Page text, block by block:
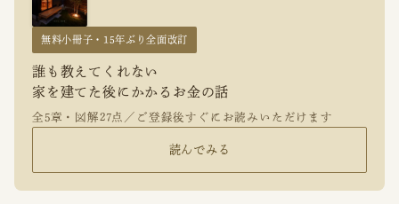
無料小冊子・15年ぶり全面改訂
誰も教えてくれない
家を建てた後にかかるお金の話
全5章・図解27点／ご登録後すぐにお読みいただけます
読んでみる